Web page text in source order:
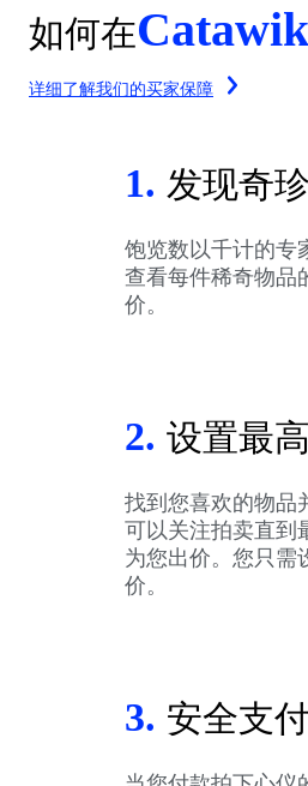
如何在
详细了解我们的买家保障
1. 发现奇
饱览数以千计的专
查看每件稀奇物品
价。
2. 设置最
找到您喜欢的物品
可以关注拍卖直到
为您出价。您只需
价。
3. 安全支付